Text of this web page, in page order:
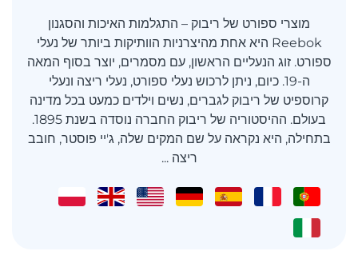
מוצרי ספורט של ריבוק – התגלמות האיכות והסגנון
Reebok היא אחת מהיצרניות הוותיקות ביותר של נעלי
ספורט. זוג הנעליים הראשון, עם מסמרים, יוצר בסוף המאה
ה-19. כיום, ניתן לרכוש נעלי ספורט, נעלי ריצה ונעלי
קרוספיט של ריבוק לגברים, נשים וילדים כמעט בכל מדינה
בעולם. ההיסטוריה של ריבוק החברה נוסדה בשנת 1895.
בתחילה, היא נקראה על שם המקים שלה, ג'יי פוסטר, חובב
ריצה ...